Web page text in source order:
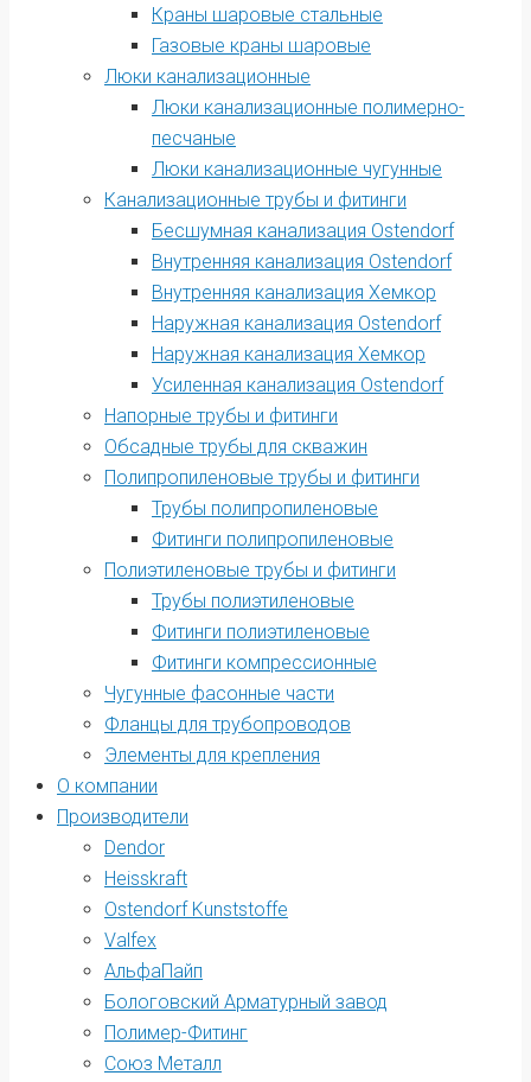
Краны шаровые стальные
Газовые краны шаровые
Люки канализационные
Люки канализационные полимерно-
песчаные
Люки канализационные чугунные
Канализационные трубы и фитинги
Бесшумная канализация Ostendorf
Внутренняя канализация Ostendorf
Внутренняя канализация Хемкор
Наружная канализация Ostendorf
Наружная канализация Хемкор
Усиленная канализация Ostendorf
Напорные трубы и фитинги
Обсадные трубы для скважин
Полипропиленовые трубы и фитинги
Трубы полипропиленовые
Фитинги полипропиленовые
Полиэтиленовые трубы и фитинги
Трубы полиэтиленовые
Фитинги полиэтиленовые
Фитинги компрессионные
Чугунные фасонные части
Фланцы для трубопроводов
Элементы для крепления
О компании
Производители
Dendor
Heisskraft
Ostendorf Kunststoffe
Valfex
АльфаПайп
Бологовский Арматурный завод
Полимер-Фитинг
Союз Металл